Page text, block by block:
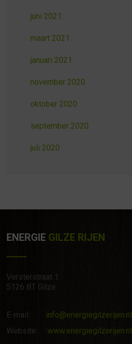
juni 2021
maart 2021
januari 2021
november 2020
oktober 2020
september 2020
juli 2020
ENERGIE GILZE RIJEN
Versterstraat 1
5126 BT Gilze
E-mail:
info@energiegilzerijen.nl
Website:
www.energiegilzerijen.nl